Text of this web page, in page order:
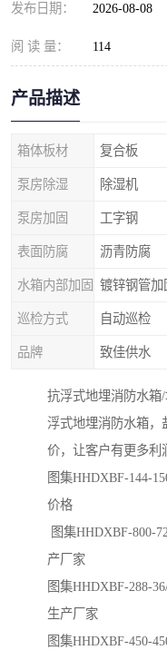
发布日期： 2026-08-08
阅 读 量： 114
产品描述
箱体板材 复合板
泵房除湿 除湿机
泵房加固 工字钢
表面防腐 沥青防腐
水箱内部加固 镀锌钢管加
巡检方式 自动巡检
品牌 致佳供水
抗浮式地埋消防水箱
浮式地埋消防水箱，
价，让客户有更多利
图集HHDXBF-144-
价格
图集HHDXBF-800-
产厂家
图集HHDXBF-288-
生产厂家
图集HHDXBF-450-